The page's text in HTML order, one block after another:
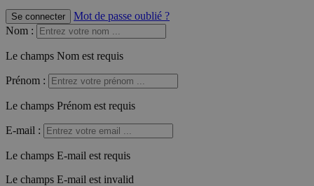
Se connecter
Mot de passe oublié ?
Nom :
Le champs Nom est requis
Prénom :
Le champs Prénom est requis
E-mail :
Le champs E-mail est requis
Le champs E-mail est invalid